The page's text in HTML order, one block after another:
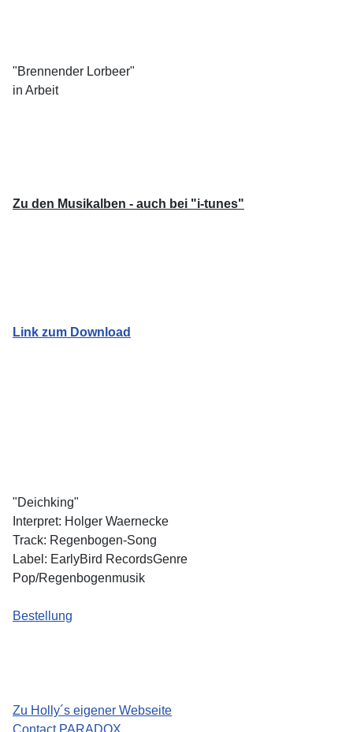
"Brennender Lorbeer"
in Arbeit
Zu den Musikalben - auch bei "i-tunes"
Link zum Download
"Deichking"
Interpret: Holger Waernecke
Track: Regenbogen-Song
Label: EarlyBird RecordsGenre
Pop/Regenbogenmusik
Bestellung
Zu Holly´s eigener Webseite